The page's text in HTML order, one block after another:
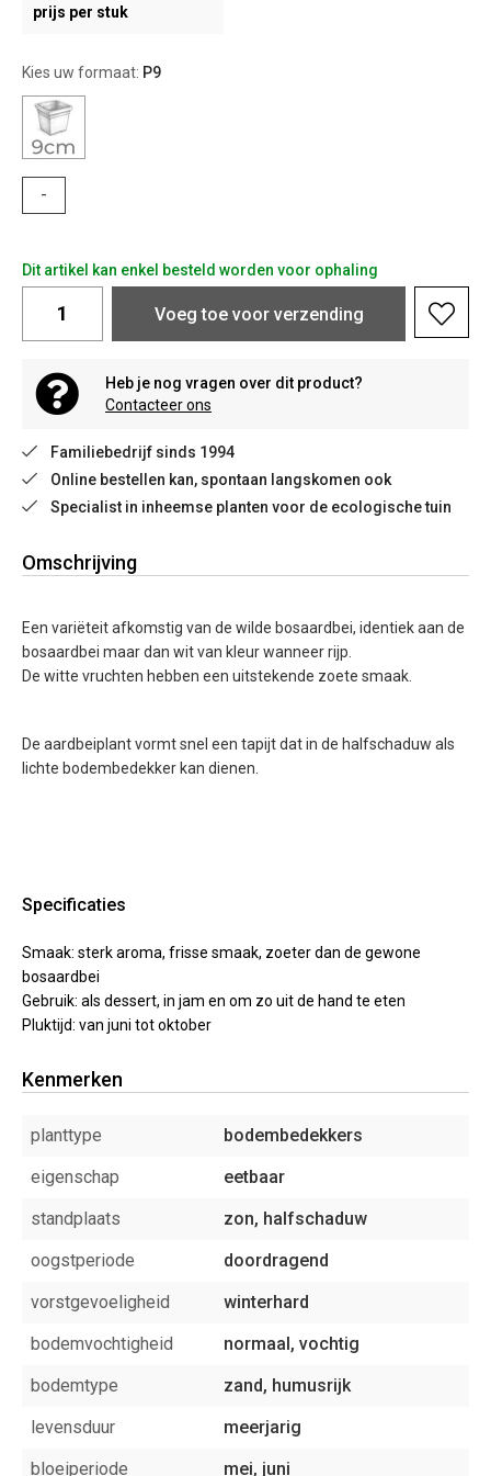
prijs per stuk
Kies uw formaat: P9
-
Dit artikel kan enkel besteld worden voor ophaling
Voeg toe voor verzending
Heb je nog vragen over dit product?
Contacteer ons
Familiebedrijf sinds 1994
Online bestellen kan, spontaan langskomen ook
Specialist in inheemse planten voor de ecologische tuin
Omschrijving
Een variëteit afkomstig van de wilde bosaardbei, identiek aan de
bosaardbei maar dan wit van kleur wanneer rijp.
De witte vruchten hebben een uitstekende zoete smaak.
De aardbeiplant vormt snel een tapijt dat in de halfschaduw als
lichte bodembedekker kan dienen.
Specificaties
Smaak: sterk aroma, frisse smaak, zoeter dan de gewone
bosaardbei
Gebruik: als dessert, in jam en om zo uit de hand te eten
Pluktijd: van juni tot oktober
Kenmerken
planttype
bodembedekkers
eigenschap
eetbaar
standplaats
zon, halfschaduw
oogstperiode
doordragend
vorstgevoeligheid
winterhard
bodemvochtigheid
normaal, vochtig
bodemtype
zand, humusrijk
levensduur
meerjarig
bloeiperiode
mei, juni